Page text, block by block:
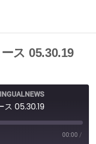
ス 05.30.19
ス 05.30.19
00:00 /